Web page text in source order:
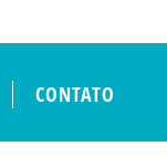
CONTATO